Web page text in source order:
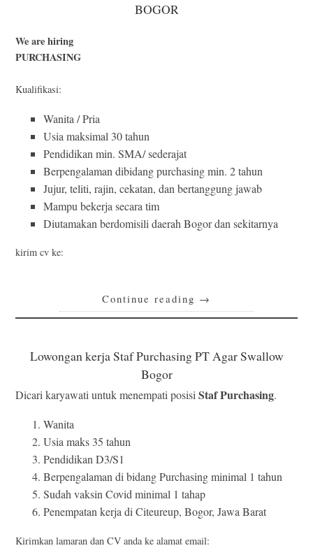
BOGOR
We are hiring
PURCHASING
Kualifikasi:
Wanita / Pria
Usia maksimal 30 tahun
Pendidikan min. SMA/ sederajat
Berpengalaman dibidang purchasing min. 2 tahun
Jujur, teliti, rajin, cekatan, dan bertanggung jawab
Mampu bekerja secara tim
Diutamakan berdomisili daerah Bogor dan sekitarnya
kirim cv ke:
Continue reading →
Lowongan kerja Staf Purchasing PT Agar Swallow
Bogor
Dicari karyawati untuk menempati posisiStaf Purchasing.
Wanita
Usia maks 35 tahun
Pendidikan D3/S1
Berpengalaman di bidang Purchasing minimal 1 tahun
Sudah vaksin Covid minimal 1 tahap
Penempatan kerja di Citeureup, Bogor, Jawa Barat
Kirimkan lamaran dan CV anda ke alamat email: